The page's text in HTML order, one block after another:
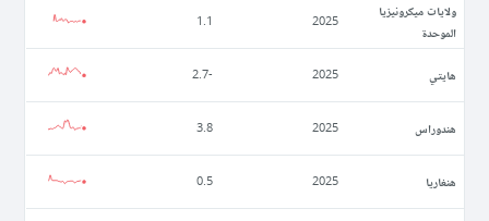
ولايات ميكرونيزيا
الموحدة
2025
1.1
ھايتي 2025
-2.7
ھندوراس 2025
3.8
ھنغاريا 2025
0.5